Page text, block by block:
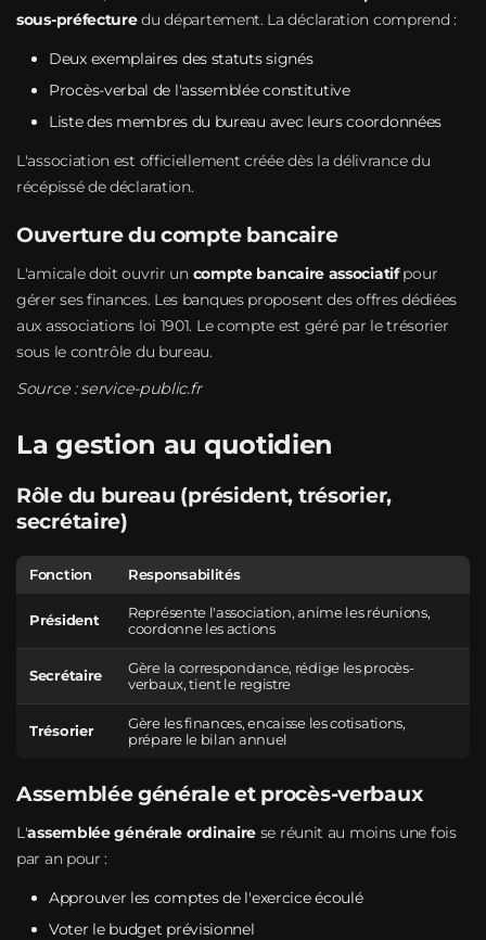
sous-préfecturedu département. La déclaration comprend :
Deux exemplaires des statuts signés
Procès-verbal de l'assemblée constitutive
Liste des membres du bureau avec leurs coordonnées
L'association est officiellement créée dès la délivrance du
récépissé de déclaration.
Ouverture du compte bancaire
L'amicale doit ouvrir un compte bancaire associatifpour
gérer ses finances. Les banques proposent des offres dédiées
aux associations loi 1901. Le compte est géré par le trésorier
sous le contrôle du bureau.
Source :service-public.fr
La gestion au quotidien
Rôle du bureau (président, trésorier,
secrétaire)
Fonction Responsabilités
Président
Représente l'association, anime les réunions,
coordonne les actions
Secrétaire
Gère la correspondance, rédige les procès-
verbaux, tient le registre
Trésorier
Gère les finances, encaisse les cotisations,
prépare le bilan annuel
Assemblée générale et procès-verbaux
L'assemblée générale ordinaire se réunit au moins une fois
par an pour :
Approuver les comptes de l'exercice écoulé
Voter le budget prévisionnel